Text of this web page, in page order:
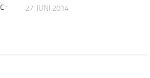
27. JUNI 2014